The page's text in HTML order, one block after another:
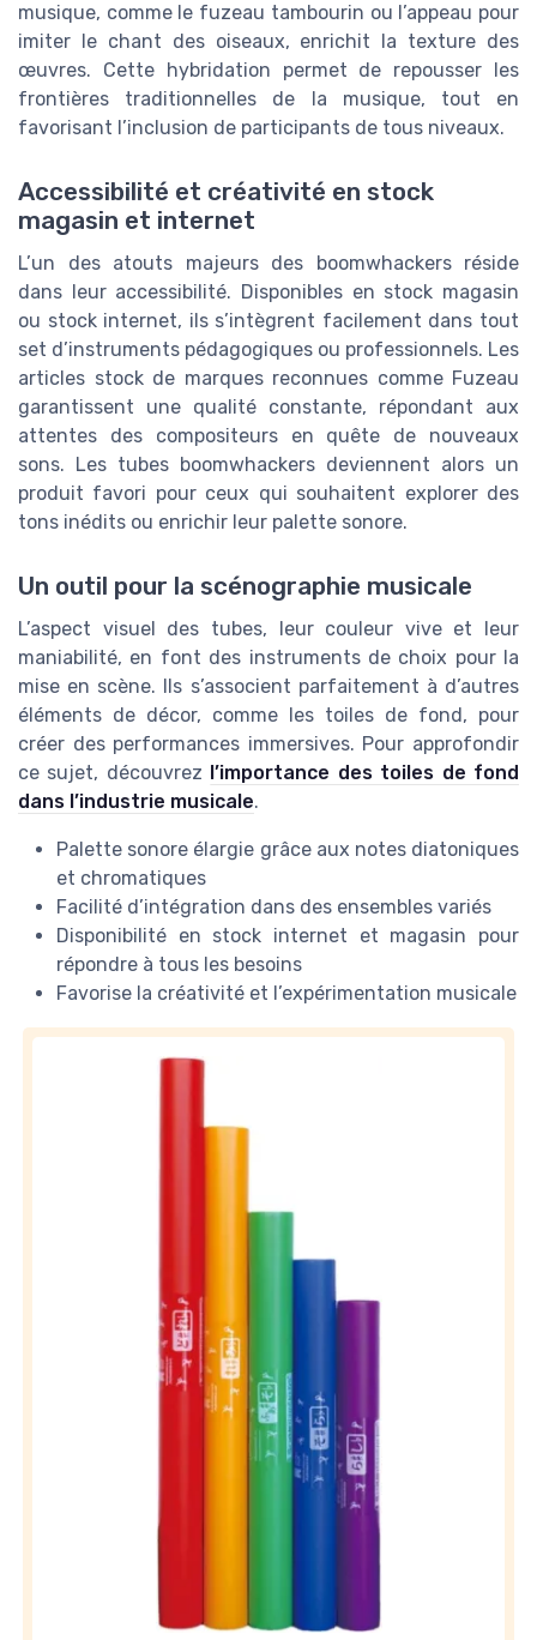
musique, comme le fuzeau tambourin ou l’appeau pour
imiter le chant des oiseaux, enrichit la texture des
œuvres. Cette hybridation permet de repousser les
frontières traditionnelles de la musique, tout en
favorisant l’inclusion de participants de tous niveaux.
Accessibilité et créativité en stock
magasin et internet
L’un des atouts majeurs des boomwhackers réside
dans leur accessibilité. Disponibles en stock magasin
ou stock internet, ils s’intègrent facilement dans tout
set d’instruments pédagogiques ou professionnels. Les
articles stock de marques reconnues comme Fuzeau
garantissent une qualité constante, répondant aux
attentes des compositeurs en quête de nouveaux
sons. Les tubes boomwhackers deviennent alors un
produit favori pour ceux qui souhaitent explorer des
tons inédits ou enrichir leur palette sonore.
Un outil pour la scénographie musicale
L’aspect visuel des tubes, leur couleur vive et leur
maniabilité, en font des instruments de choix pour la
mise en scène. Ils s’associent parfaitement à d’autres
éléments de décor, comme les toiles de fond, pour
créer des performances immersives. Pour approfondir
ce sujet, découvrez l’importance des toiles de fond
dans l’industrie musicale.
Palette sonore élargie grâce aux notes diatoniques
et chromatiques
Facilité d’intégration dans des ensembles variés
Disponibilité en stock internet et magasin pour
répondre à tous les besoins
Favorise la créativité et l’expérimentation musicale